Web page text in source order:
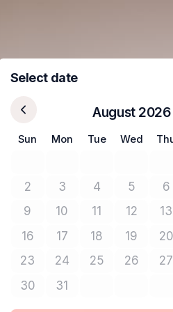
Select date
August 2026
Sun Mon Tue Wed
2No tickets available
3No tickets available
4No tickets
5No 6
9No tickets available
10No tickets available
11No tickets
12No 13
16No tickets available
17No tickets available
18No tickets
19No 20
23No tickets available
24No tickets available
25No tickets
26
No 27
30No tickets available
31No tickets available